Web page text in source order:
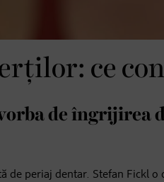
ce
de îngrijirea
de periaj dentar. Stefan Fickl